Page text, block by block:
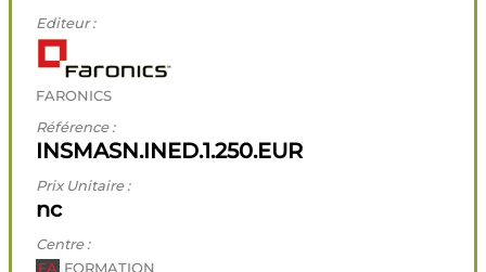
Editeur :
FARONICS
Référence :
INSMASN.INED.1.250.EUR
Prix Unitaire :
nc
Centre :
FA FORMATION